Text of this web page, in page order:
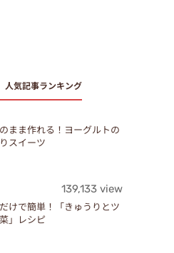
人気記事ランキング
まま作れる！ヨーグルトの
スイーツ
139,133 view
けで簡単！「きゅうりとツ
」レシピ